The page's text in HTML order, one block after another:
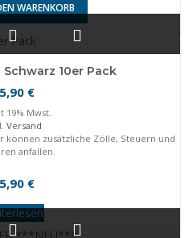
WARENKORB
10er Pack
€
19% Mwst.
Versand
können zusätzliche Zölle, Steuern und
anfallen.
€